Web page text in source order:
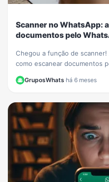
Scanner no WhatsApp:
documentos pelo
Chegou a função de
como escanear documentos
GruposWhats·há 6 meses